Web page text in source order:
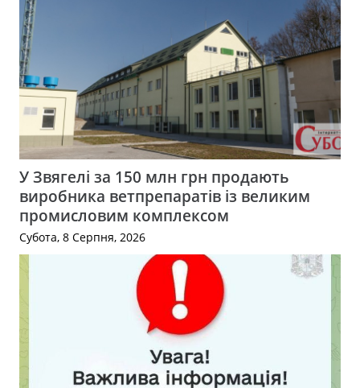
У Звягелі за 150 млн грн продають
виробника ветпрепаратів із великим
промисловим комплексом
Субота, 8 Серпня, 2026